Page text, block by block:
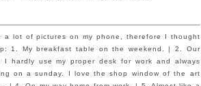
a lot of pictures on my phone, therefore I thought
: 1. My breakfast table on the weekend. | 2. Our
I hardly use my proper desk for work and always
on a sunday.
I love the shop window of the art